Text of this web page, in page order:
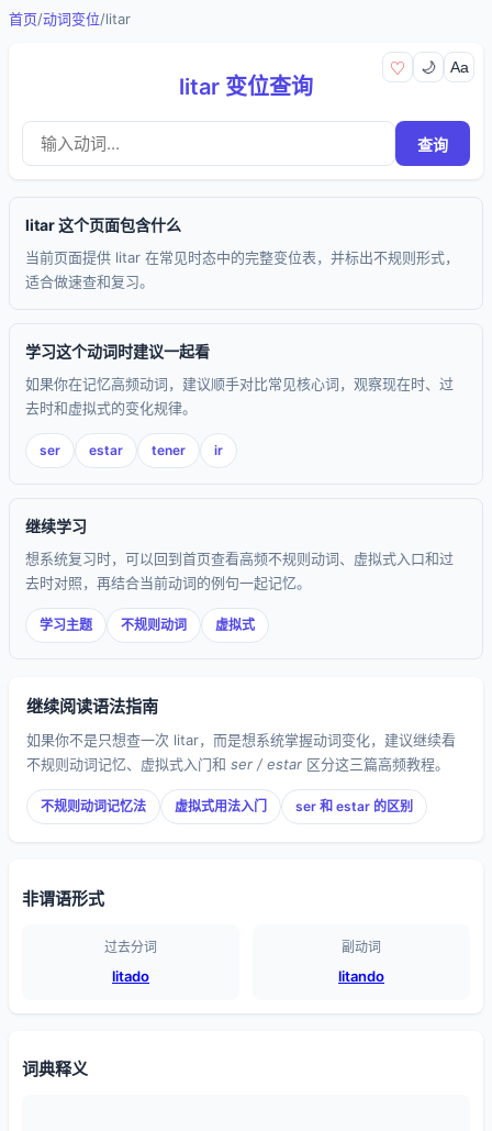
首页/动词变位/litar
♡ 🌙 Aa
litar 变位查询
查询
litar 这个页面包含什么
当前页面提供 litar 在常见时态中的完整变位表，并标出不规则形式，
适合做速查和复习。
学习这个动词时建议一起看
如果你在记忆高频动词，建议顺手对比常见核心词，观察现在时、过
去时和虚拟式的变化规律。
ser estar tener ir
继续学习
想系统复习时，可以回到首页查看高频不规则动词、虚拟式入口和过
去时对照，再结合当前动词的例句一起记忆。
学习主题 不规则动词 虚拟式
继续阅读语法指南
如果你不是只想查一次 litar，而是想系统掌握动词变化，建议继续看
不规则动词记忆、虚拟式入门和 ser / estar 区分这三篇高频教程。
不规则动词记忆法 虚拟式用法入门 ser 和 estar 的区别
非谓语形式
过去分词
litado
副动词
litando
词典释义